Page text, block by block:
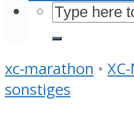
xc-marathon •
sonstiges